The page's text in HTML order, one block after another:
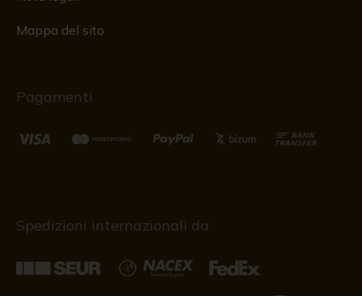
Mappa del sito
Pagamenti
Spedizioni internazionali da